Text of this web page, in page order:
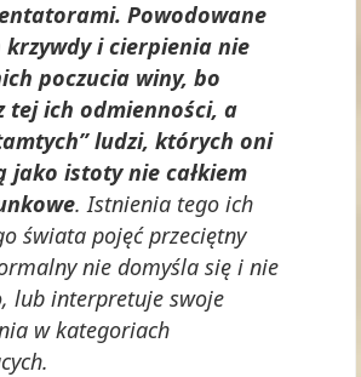
Powodowane
krzywdy i cierpienia nie
poczucia winy, bo
tej ich odmienności, a
ludzi, których oni
jako istoty nie całkiem
. Istnienia tego ich
świata pojęć przeciętny
nie domyśla się i nie
lub interpretuje swoje
w kategoriach